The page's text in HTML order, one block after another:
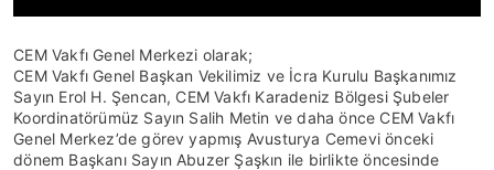
CEM Vakfı Genel Merkezi olarak;
CEM Vakfı Genel Başkan Vekilimiz ve İcra Kurulu Başkanımız
Sayın Erol H. Şencan, CEM Vakfı Karadeniz Bölgesi Şubeler
Koordinatörümüz Sayın Salih Metin ve daha önce CEM Vakfı
Genel Merkez’de görev yapmış Avusturya Cemevi önceki
dönem Başkanı Sayın Abuzer Şaşkın ile birlikte öncesinde